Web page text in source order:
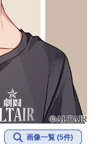
画像一覧 (5件)